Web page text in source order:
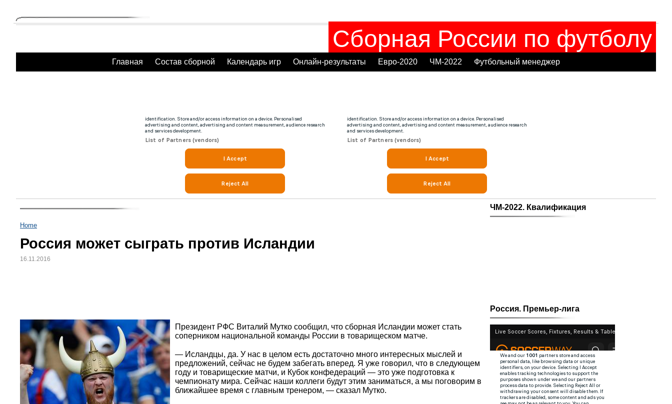
Сборная России по футболу
Главная Состав сборной Календарь игр Онлайн-результаты Евро-2020 ЧМ-2022 Футбольный менеджер
Home
Россия может сыграть против Исландии
16.11.2016
Президент РФС Виталий Мутко сообщил, что сборная Исландии может стать
соперником национальной команды России в товарищеском матче.
— Исландцы, да. У нас в целом есть достаточно много интересных мыслей и
предложений, сейчас не будем забегать вперед. Я уже говорил, что в следующем
году и товарищеские матчи, и Кубок конфедераций — это уже подготовка к
чемпионату мира. Сейчас наши коллеги будут этим заниматься, а мы поговорим в
ближайшее время с главным тренером, — сказал Мутко.
ЧМ-2022. Квалификация
Россия. Премьер-лига